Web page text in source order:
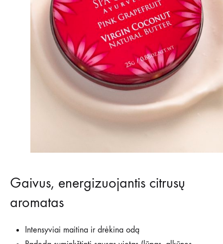
Gaivus, energizuojantis citrusų
aromatas
Intensyviai maitina ir drėkina odą